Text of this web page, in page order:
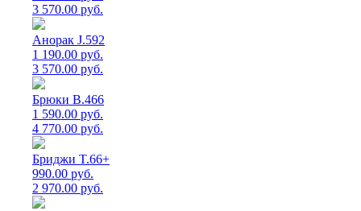
3 570.00 руб.
Анорак J.592
1 190.00 руб.
3 570.00 руб.
Брюки B.466
1 590.00 руб.
4 770.00 руб.
Бриджи T.66+
990.00 руб.
2 970.00 руб.